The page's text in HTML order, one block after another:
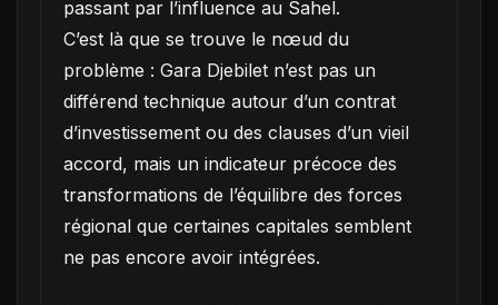
passant par l’influence au Sahel.
C’est là que se trouve le nœud du
problème : Gara Djebilet n’est pas un
différend technique autour d’un contrat
d’investissement ou des clauses d’un vieil
accord, mais un indicateur précoce des
transformations de l’équilibre des forces
régional que certaines capitales semblent
ne pas encore avoir intégrées.